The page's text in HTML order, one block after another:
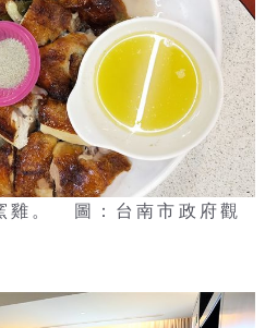
雞。 圖：台南市政府觀